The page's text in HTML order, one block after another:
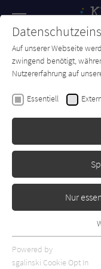
SUCHE
Kenneth Oppel
Auf unserer Webseite
zwingend benötigt,
Nutzererfahrung auf
Essentiell
Nur
Essentielle Cookies
Webseite benötigt.
Powered by
sgalinski Cookie Opt In